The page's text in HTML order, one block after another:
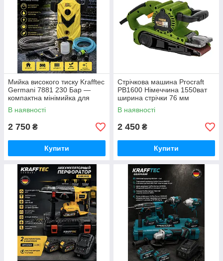
Мийка високого тиску Krafftec
Germani 7881 230 Бар —
компактна мінімийка для
авто, двору та саду 2200ват
В наявності
2 750 ₴
Купити
Стрічкова машина Procraft
PB1600 Німеччина 1550ват
ширина стрічки 76 мм
В наявності
2 450 ₴
Купити